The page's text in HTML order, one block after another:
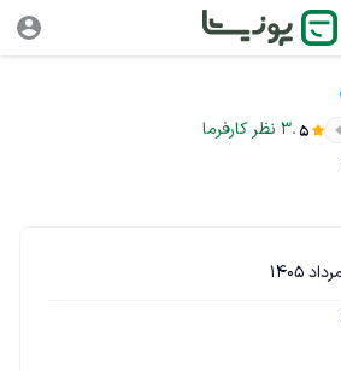
5
.
3 نظر کارفرما